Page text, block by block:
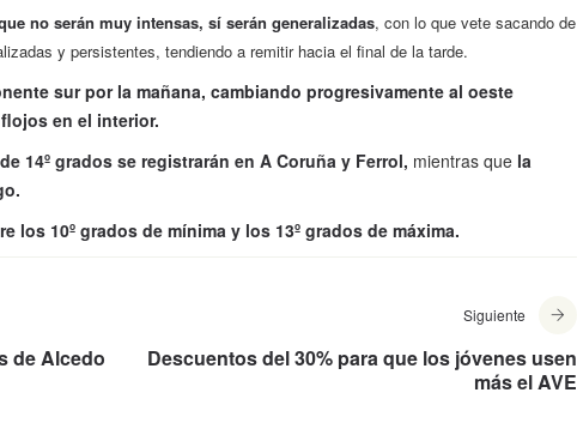
no serán muy intensas, sí serán generalizadas, con lo que vete sacando de
y persistentes, tendiendo a remitir hacia el final de la tarde.
sur por la mañana, cambiando progresivamente al oeste
en el interior.
14º grados se registrarán en A Coruña y Ferrol, mientras que la
los 10º grados de mínima y los 13º grados de máxima.
de Alcedo
Siguiente
Descuentos del 30% para que los jóvenes usen
más el AVE